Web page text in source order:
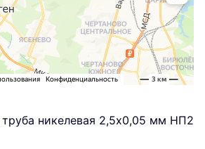
никелевая 2,5х0,05 мм НП2